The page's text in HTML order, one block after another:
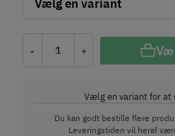
- +
Vælg en variant for at
Du kan godt bestille flere
Leveringstiden vil heraf